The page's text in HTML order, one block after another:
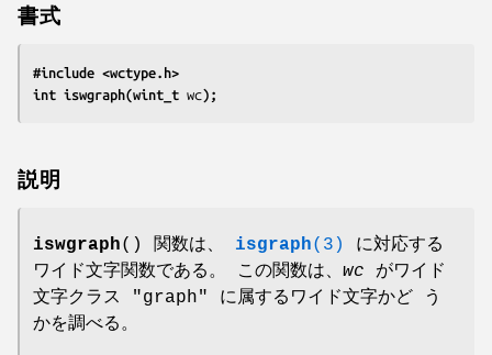
書式
#include <wctype.h>
int iswgraph(wint_t wc);
説明
iswgraph() 関数は、 isgraph(3)
に対応する
ワイド文字関数である。 この関数は、 wc がワイド
文字クラス "graph" に属するワイド文字かど う
かを調べる。